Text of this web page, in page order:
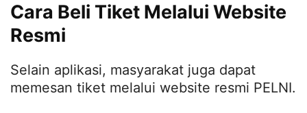
Cara Beli Tiket Melalui Website
Resmi
Selain aplikasi, masyarakat juga dapat
memesan tiket melalui website resmi PELNI.